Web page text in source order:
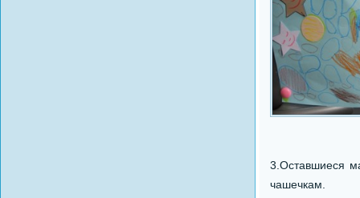
3.Оставшиеся
чашечкам.